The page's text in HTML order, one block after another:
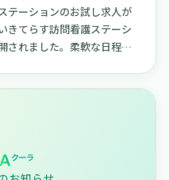
テーションのお試し求人が
きてらす訪問看護ステーシ
されました。柔軟な日程で